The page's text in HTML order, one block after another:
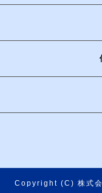
Copyright (C) 株式